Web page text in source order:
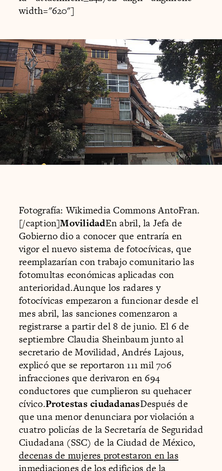
width="620"]
Fotografía: Wikimedia Commons AntoFran.
[/caption]MovilidadEn abril, la Jefa de
Gobierno dio a conocer que entraría en
vigor el nuevo sistema de fotocívicas, que
reemplazarían con trabajo comunitario las
fotomultas económicas aplicadas con
anterioridad.Aunque los radares y
fotocívicas empezaron a funcionar desde el
mes abril, las sanciones comenzaron a
registrarse a partir del 8 de junio. El 6 de
septiembre Claudia Sheinbaum junto al
secretario de Movilidad, Andrés Lajous,
explicó que se reportaron 111 mil 706
infracciones que derivaron en 694
conductores que cumplieron su quehacer
cívico.Protestas ciudadanasDespués de
que una menor denunciara por violación a
cuatro policías de la Secretaría de Seguridad
Ciudadana (SSC) de la Ciudad de México,
decenas de mujeres protestaron en las
inmediaciones de los edificios de la